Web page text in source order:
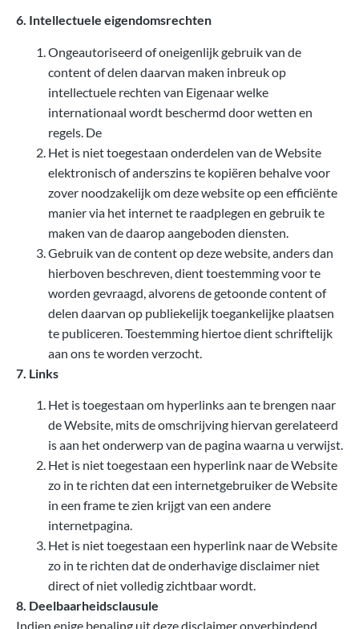
6. Intellectuele eigendomsrechten
Ongeautoriseerd of oneigenlijk gebruik van de
content of delen daarvan maken inbreuk op
intellectuele rechten van Eigenaar welke
internationaal wordt beschermd door wetten en
regels. De
Het is niet toegestaan onderdelen van de Website
elektronisch of anderszins te kopiëren behalve voor
zover noodzakelijk om deze website op een efficiënte
manier via het internet te raadplegen en gebruik te
maken van de daarop aangeboden diensten.
Gebruik van de content op deze website, anders dan
hierboven beschreven, dient toestemming voor te
worden gevraagd, alvorens de getoonde content of
delen daarvan op publiekelijk toegankelijke plaatsen
te publiceren. Toestemming hiertoe dient schriftelijk
aan ons te worden verzocht.
7. Links
Het is toegestaan om hyperlinks aan te brengen naar
de Website, mits de omschrijving hiervan gerelateerd
is aan het onderwerp van de pagina waarna u verwijst.
Het is niet toegestaan een hyperlink naar de Website
zo in te richten dat een internetgebruiker de Website
in een frame te zien krijgt van een andere
internetpagina.
Het is niet toegestaan een hyperlink naar de Website
zo in te richten dat de onderhavige disclaimer niet
direct of niet volledig zichtbaar wordt.
8. Deelbaarheidsclausule
Indien enige bepaling uit deze disclaimer onverbindend